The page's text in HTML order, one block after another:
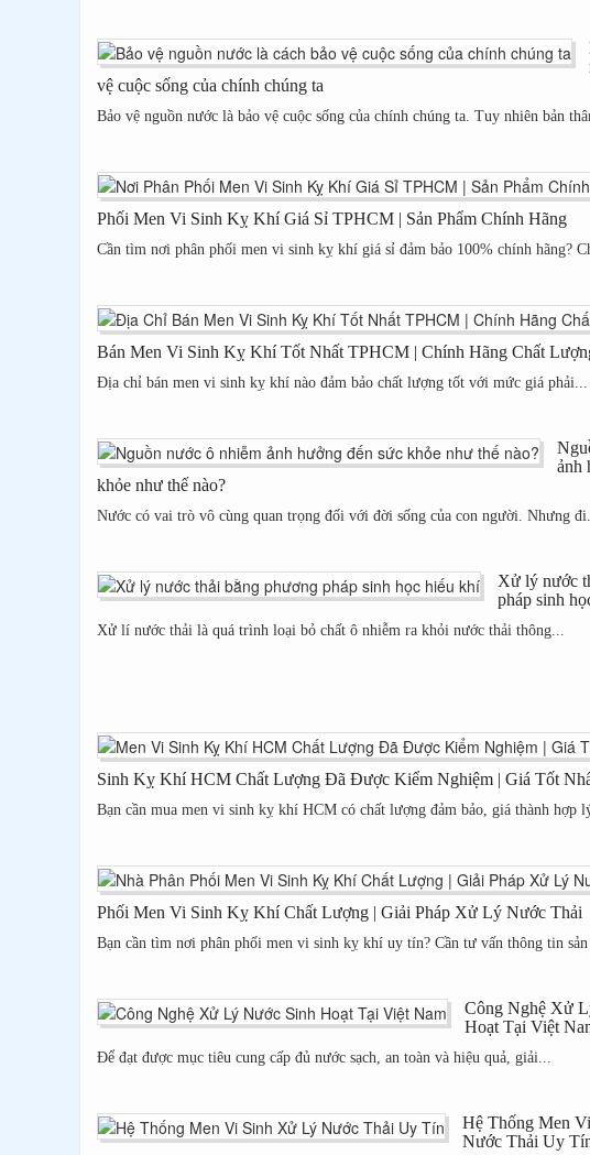
vệ cuộc sống của chính chúng ta
Bảo vệ nguồn nước là bảo vệ cuộc sống của chính chúng ta. Tuy nhiên bản
Phối Men Vi Sinh Kỵ Khí Giá Sỉ TPHCM | Sản Phẩm Chính Hãng
Cần tìm nơi phân phối men vi sinh kỵ khí giá sỉ đảm bảo 100% chính hãng?
Bán Men Vi Sinh Kỵ Khí Tốt Nhất TPHCM | Chính Hãng Chất
Địa chỉ bán men vi sinh kỵ khí nào đảm bảo chất lượng tốt với mức giá phải...
ảnh
khỏe như thế nào?
Nước có vai trò vô cùng quan trọng đối với đời sống của con người. Nhưng
Xử lý nước
pháp sinh
Xử lí nước thải là quá trình loại bỏ chất ô nhiễm ra khỏi nước thải thông...
Sinh Kỵ Khí HCM Chất Lượng Đã Được Kiểm Nghiệm | Giá Tốt
Bạn cần mua men vi sinh kỵ khí HCM có chất lượng đảm bảo, giá thành hợp
Phối Men Vi Sinh Kỵ Khí Chất Lượng | Giải Pháp Xử Lý Nước Thải
Bạn cần tìm nơi phân phối men vi sinh kỵ khí uy tín? Cần tư vấn thông tin sản
Công Nghệ Xử
Hoạt Tại Việt
Để đạt được mục tiêu cung cấp đủ nước sạch, an toàn và hiệu quả, giải...
Hệ Thống Men
Nước Thải Uy